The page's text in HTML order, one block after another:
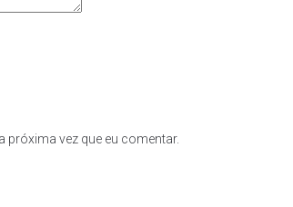
próxima vez que eu comentar.